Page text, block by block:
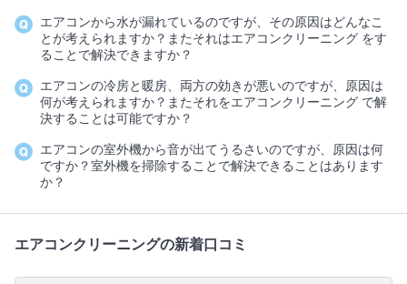
エアコンから水が漏れているのですが、その原因はどんなこ
とが考えられますか？またそれはエアコンクリーニング をす
ることで解決できますか？
エアコンの冷房と暖房、両方の効きが悪いのですが、原因は
何が考えられますか？またそれをエアコンクリーニング で解
決することは可能ですか？
エアコンの室外機から音が出てうるさいのですが、原因は何
ですか？室外機を掃除することで解決できることはあります
か？
エアコンクリーニングの新着口コミ